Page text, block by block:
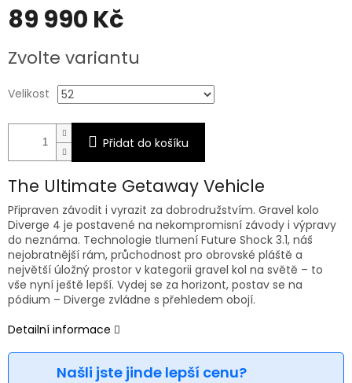
89 990 Kč
cena:
Zvolte variantu
Velikost
Přidat do košíku
The Ultimate Getaway Vehicle
Připraven závodit i vyrazit za dobrodružstvím. Gravel kolo
Diverge 4 je postavené na nekompromisní závody i výpravy
do neznáma. Technologie tlumení Future Shock 3.1, náš
nejobratnější rám, průchodnost pro obrovské pláště a
největší úložný prostor v kategorii gravel kol na světě – to
vše nyní ještě lepší. Vydej se za horizont, postav se na
pódium – Diverge zvládne s přehledem obojí.
Detailní informace
Našli jste jinde lepší cenu?